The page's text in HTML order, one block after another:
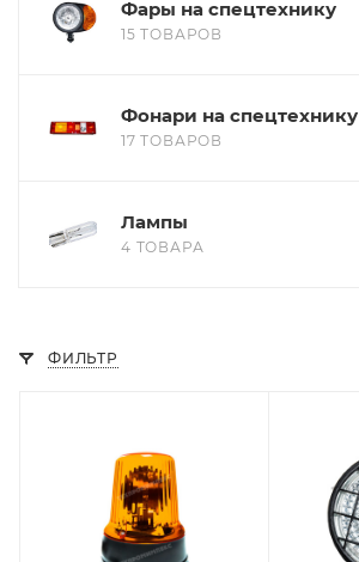
Фары на спецтехнику
15 ТОВАРОВ
Фонари на спецтехнику
17 ТОВАРОВ
Лампы
4 ТОВАРА
ФИЛЬТР